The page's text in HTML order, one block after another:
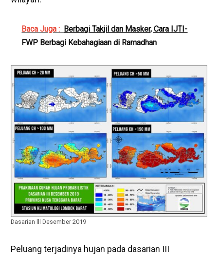
Baca Juga : Berbagi Takjil dan Masker, Cara IJTI-
FWP Berbagi Kebahagiaan di Ramadhan
Dasarian lll Desember 2019
Peluang terjadinya hujan pada dasarian III